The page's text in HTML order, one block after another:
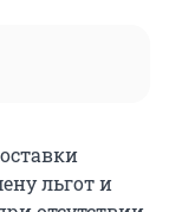
льгот и